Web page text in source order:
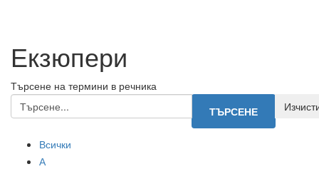
Екзюпери
Търсене на термини в речника
Всички
А